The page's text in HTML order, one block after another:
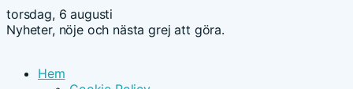
torsdag, 6 augusti
Nyheter, nöje och nästa grej att göra.
Hem